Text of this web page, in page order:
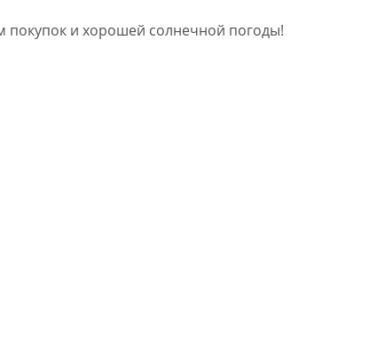
покупок и хорошей солнечной погоды!